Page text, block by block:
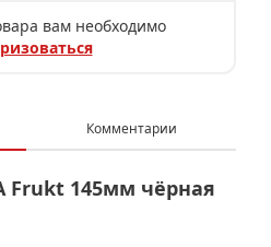
вам необходимо
Комментарии
Frukt 145мм чёрная